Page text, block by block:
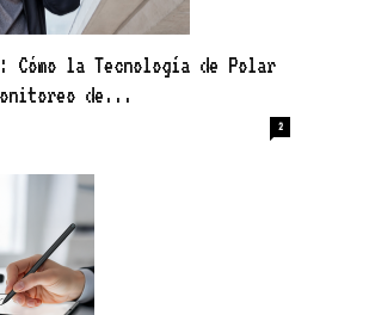
Cómo la Tecnología de Polar
de...
2